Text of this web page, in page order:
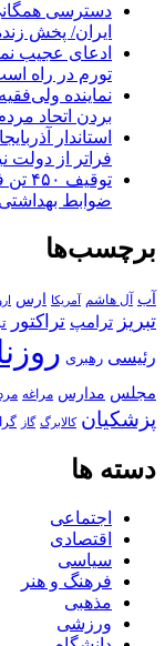
دسترسی
ایران/ پخش
ادعای عجیب
تورم در راه
نماینده
بردن اتحاد
استاندار
فراتر از دولت
ضوابط بهداشتی
برچسب‌ها
آب آل هاشم آمریکا ارس
تبریز ترامپ تراکتور
رئیسی رهبری
مجلس مدارس مراغه
پزشکیان کالابرگ گاز
دسته ها
اجتماعی
اقتصادی
سیاسی
فرهنگ و هنر
مذهبی
ورزشی